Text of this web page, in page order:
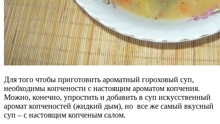
Для того чтобы приготовить ароматный гороховый суп,
необходимы копчености с настоящим ароматом копчения.
Можно, конечно, упростить и добавить в суп искусственный
аромат копченостей (жидкий дым), но все же самый вкусный
суп – с настоящим копченым салом.